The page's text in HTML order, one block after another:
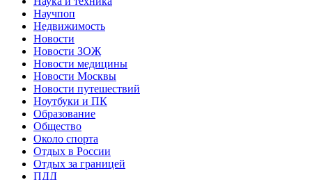
Научпоп
Недвижимость
Новости
Новости ЗОЖ
Новости медицины
Новости Москвы
Новости путешествий
Ноутбуки и ПК
Образование
Общество
Около спорта
Отдых в России
Отдых за границей
ПДД